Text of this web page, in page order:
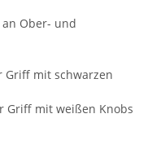
Ober- und
Griff mit schwarzen
Griff mit weißen Knobs